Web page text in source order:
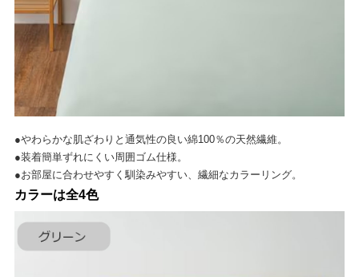
●やわらかな肌ざわりと通気性の良い綿100％の天然繊維。
●装着簡単ずれにくい周囲ゴム仕様。
●お部屋に合わせやすく馴染みやすい、繊細なカラーリング。
カラーは全4色